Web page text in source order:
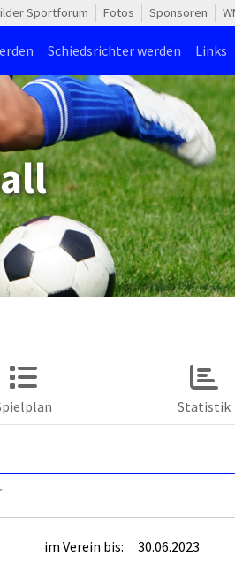
Sportforum Fotos Sponsoren
Schiedsrichter werden Links
Statistik
im Verein bis:
30.06.2023